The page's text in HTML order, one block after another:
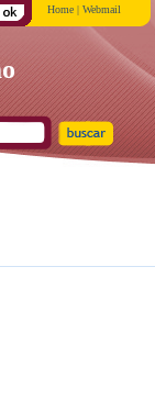
Home | Webmail